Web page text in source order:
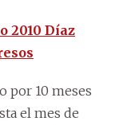
2010 Díaz
por 10 meses
el mes de